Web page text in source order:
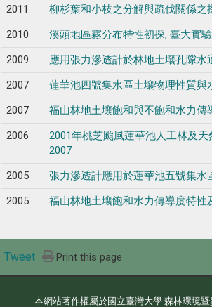
2011
柳杉葉和小枝之分解與疏伐關係之
2010
溪頭地區霧分布特性初探, 臺大實
2009
應用張力滲透計於林地土壤孔隙水
2007
蓮華池四號集水區土壤物理性質與
2007
福山林地土壤飽和與不飽和水力傳
2006
2001年桃芝颱風蓮華池人工林及天
2007
2005
張力滲透計應用於蓮華池五號集水
2005
福山林地土壤飽和水力傳導度特性
Tweet Print this page
本網站著作權屬於國立臺灣大學 森林環境